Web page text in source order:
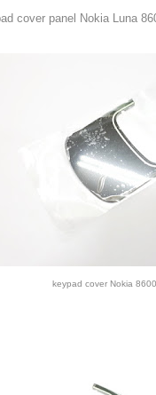
cover panel Nokia Luna
keypad cover Nokia